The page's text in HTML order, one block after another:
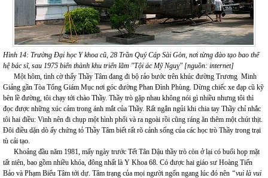
Hình 14: Trường Đại học Y khoa cũ, 28 Trần Quý Cáp Sài Gòn, nơi từng đào tạo bao thế
hệ bác sĩ, sau 1975 biến thành khu triển lãm "Tội ác Mỹ Nguỵ" [nguồn: internet]
Một hôm, tình cờ thấy Thầy Tâm đang đi bộ rảo bước trên khúc đường Trương Minh
Giảng gần Tòa Tổng Giám Mục nơi góc đường Phan Đình Phùng. Dừng chiếc xe đạp cũ kỹ
bên lề đường, tôi chạy tới chào Thầy. Thầy trò gặp nhau không nói gì nhiều nhưng tôi thì
đọc được những xúc cảm trong ánh mắt của Thầy. Rất ngắn ngủi khi chia tay Thầy chỉ nhắc
tôi hai điều: Vinh nên đi chụp một hình phổi và ra ngoài rồi cũng ráng ăn thêm một chút thịt.
Đôi điều dặn dò ấy chứng tỏ Thầy Tâm biết rất rõ cảnh sống của các học trò Thầy trong trại
tù cải tạo.
Khoảng đầu năm 1981, mấy ngày trước Tết Tân Dậu thầy trò còn ở lại có buổi họp mặt
tất niên, bao gồm nhiều khóa, đông nhất là Y Khoa 68. Có được hai giáo sư Hoàng Tiến
Bảo và Phạm Biểu Tâm tới dự. Tâm trạng của mọi người ngổn ngang lúc đó nên “vui là vui